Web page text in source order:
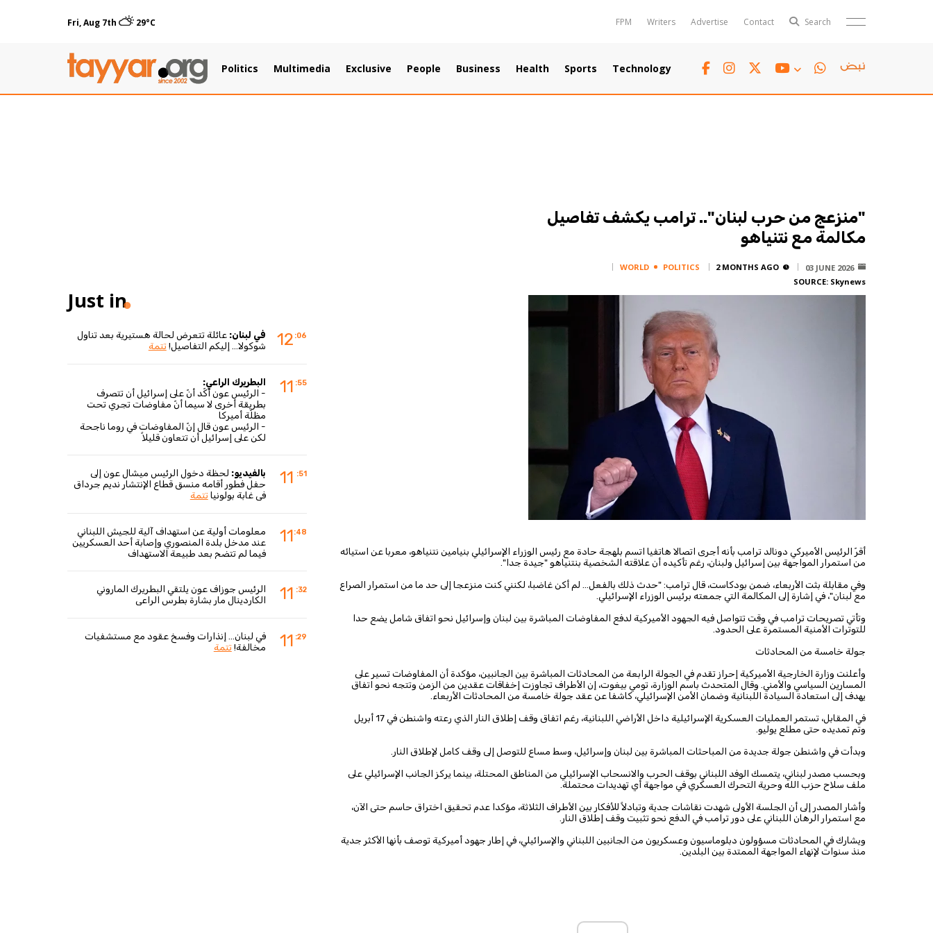
Fri, Aug 7th 29°C FPM Writers Advertise Contact Search
Polls
Politics Multimedia Exclusive People Business Health Sports Technology
TTV
"منزعج من حرب لبنان".. ترامب يكشف تفاصيل
مكالمة مع نتنياهو
03 JUNE 2026
2 MONTHS AGO
WORLD
POLITICS
SOURCE: Skynews
أقرّ الرئيس الأميركي دونالد ترامب بأنه أجرى اتصالا هاتفيا اتسم بلهجة حادة مع رئيس الوزراء الإسرائيلي بنيامين نتنياهو، معربا عن استيائه
من استمرار المواجهة بين إسرائيل ولبنان، رغم تأكيده أن علاقته الشخصية بنتنياهو "جيدة جدا".
وفي مقابلة بثت الأربعاء، ضمن بودكاست، قال ترامب: "حدث ذلك بالفعل... لم أكن غاضبا، لكنني كنت منزعجا إلى حد ما من استمرار الصراع
مع لبنان"، في إشارة إلى المكالمة التي جمعته برئيس الوزراء الإسرائيلي.
وتأتي تصريحات ترامب في وقت تتواصل فيه الجهود الأميركية لدفع المفاوضات المباشرة بين لبنان وإسرائيل نحو اتفاق شامل يضع حدا
للتوترات الأمنية المستمرة على الحدود.
جولة خامسة من المحادثات
وأعلنت وزارة الخارجية الأميركية إحراز تقدم في الجولة الرابعة من المحادثات المباشرة بين الجانبين، مؤكدة أن المفاوضات تسير على
المسارين السياسي والأمني. وقال المتحدث باسم الوزارة، تومي بيغوت، إن الأطراف تجاوزت إخفاقات عقدين من الزمن وتتجه نحو اتفاق
يهدف إلى استعادة السيادة اللبنانية وضمان الأمن الإسرائيلي، كاشفا عن عقد جولة خامسة من المحادثات الأربعاء.
في المقابل، تستمر العمليات العسكرية الإسرائيلية داخل الأراضي اللبنانية، رغم اتفاق وقف إطلاق النار الذي رعته واشنطن في 17 أبريل
وتم تمديده حتى مطلع يوليو.
وبدأت في واشنطن جولة جديدة من المباحثات المباشرة بين لبنان وإسرائيل، وسط مساع للتوصل إلى وقف كامل لإطلاق النار.
وبحسب مصدر لبناني، يتمسك الوفد اللبناني بوقف الحرب والانسحاب الإسرائيلي من المناطق المحتلة، بينما يركز الجانب الإسرائيلي على
ملف سلاح حزب الله وحرية التحرك العسكري في مواجهة أي تهديدات محتملة.
وأشار المصدر إلى أن الجلسة الأولى شهدت نقاشات جدية وتبادلاً للأفكار بين الأطراف الثلاثة، مؤكدا عدم تحقيق اختراق حاسم حتى الآن،
مع استمرار الرهان اللبناني على دور ترامب في الدفع نحو تثبيت وقف إطلاق النار.
ويشارك في المحادثات مسؤولون دبلوماسيون وعسكريون من الجانبين اللبناني والإسرائيلي، في إطار جهود أميركية توصف بأنها الأكثر جدية
منذ سنوات لإنهاء المواجهة الممتدة بين البلدين.
Just in
12 :06 في لبنان: عائلة تتعرض لحالة هستيرية بعد تناول
شوكولا... إليكم التفاصيل!تتمة
11 :55
البطريرك الراعي:
- الرئيس عون أكّد أنّ على إسرائيل أن تتصرف
بطريقة أخرى لا سيما أنّ مفاوضات تجري تحت
مظلّة أميركا
- الرئيس عون قال إنّ المفاوضات في روما ناجحة
لكن على إسرائيل أن تتعاون قليلاً
11 :51 بالفيديو: لحظة دخول الرئيس ميشال عون إلى
حفل فطور أقامه منسق قطاع الإنتشار نديم جرداق
في غابة بولونياتتمة
11:48
معلومات أولية عن استهداف آلية للجيش اللبناني
عند مدخل بلدة المنصوري وإصابة أحد العسكريين
فيما لم تتضح بعد طبيعة الاستهداف
11 :32
الرئيس جوزاف عون يلتقي البطريرك الماروني
الكاردينال مار بشارة بطرس الراعي
11 :29
في لبنان... إنذارات وفسخ عقود مع مستشفيات
مخالفة!تتمة